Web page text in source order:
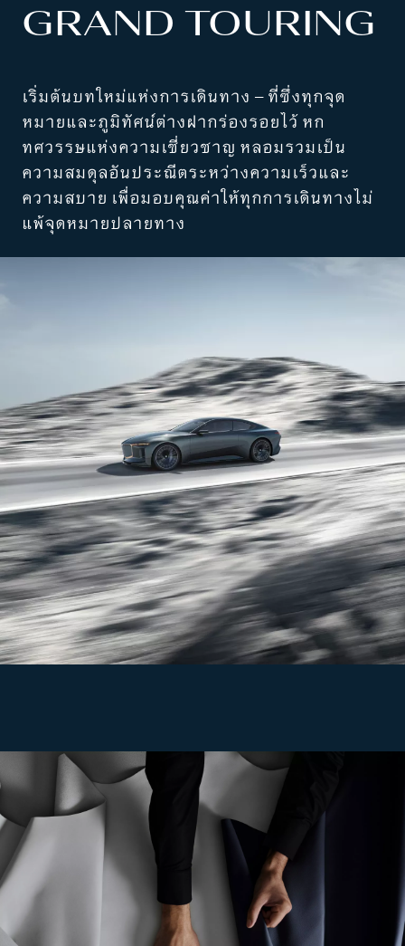
GRAND TOURING
เริ่มต้นบทใหม่แห่งการเดินทาง – ที่ซึ่งทุกจุด
หมายและภูมิทัศน์ต่างฝากร่องรอยไว้ หก
ทศวรรษแห่งความเชี่ยวชาญ หลอมรวมเป็น
ความสมดุลอันประณีตระหว่างความเร็วและ
ความสบาย เพื่อมอบคุณค่าให้ทุกการเดินทางไม่
แพ้จุดหมายปลายทาง